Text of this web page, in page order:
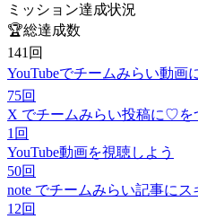
ミッション達成状況
🏆総達成数
141回
YouTubeでチームみらい動画
75回
X でチームみらい投稿に♡を
1回
YouTube動画を視聴しよう
50回
note でチームみらい記事に
12回